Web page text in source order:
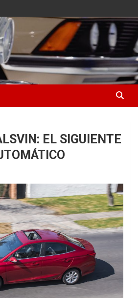
audiovisual para el sector automotriz
EL SIGUIENTE